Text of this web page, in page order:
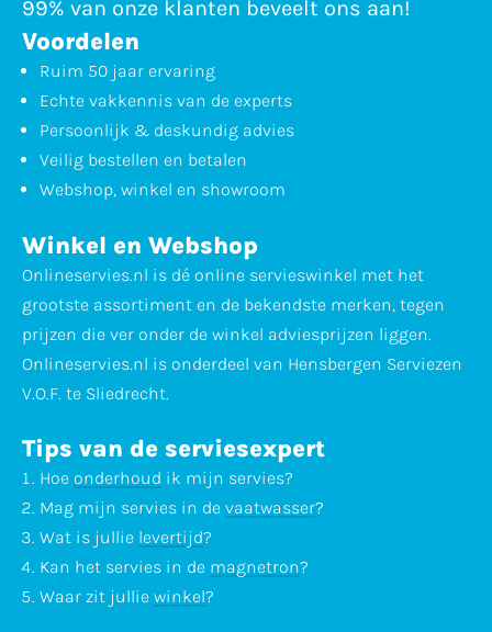
99% van onze klanten beveelt ons aan!
Voordelen
Ruim 50 jaar ervaring
Echte vakkennis van de experts
Persoonlijk & deskundig advies
Veilig bestellen en betalen
Webshop, winkel en showroom
Winkel en Webshop
Onlineservies.nl is dé online servieswinkel met het
grootste assortiment en de bekendste merken, tegen
prijzen die ver onder de winkel adviesprijzen liggen.
Onlineservies.nl is onderdeel van Hensbergen Serviezen
V.O.F. te Sliedrecht.
Tips van de serviesexpert
Hoe onderhoud ik mijn servies?
Mag mijn servies in de vaatwasser?
Wat is jullie levertijd?
Kan het servies in de magnetron?
Waar zit jullie winkel?